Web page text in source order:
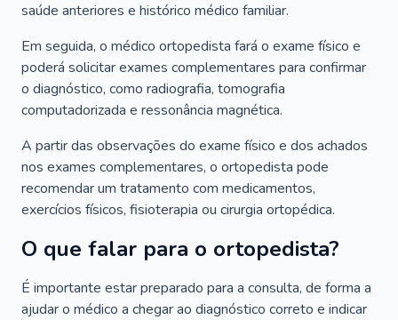
saúde anteriores e histórico médico familiar.
Em seguida, o médico ortopedista fará o exame físico e
poderá solicitar exames complementares para confirmar
o diagnóstico, como radiografia, tomografia
computadorizada e ressonância magnética.
A partir das observações do exame físico e dos achados
nos exames complementares, o ortopedista pode
recomendar um tratamento com medicamentos,
exercícios físicos, fisioterapia ou cirurgia ortopédica.
O que falar para o ortopedista?
É importante estar preparado para a consulta, de forma a
ajudar o médico a chegar ao diagnóstico correto e indicar